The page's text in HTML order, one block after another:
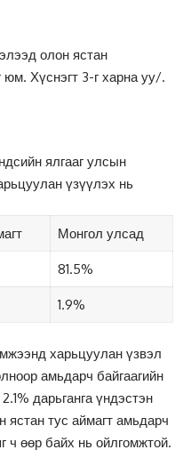
олон ястан
юм. Хүснэгт 3-г харна уу/.
ялгааг улсын
үзүүлэх нь
Монгол улсад
81.5%
1.9%
харьцуулан үзвэл
амьдарч байгаагийн
дарьганга үндэстэн
ястан тус аймагт амьдарч
ч өөр байх нь ойлгомжтой.